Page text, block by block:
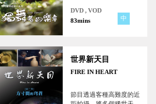
年...。
DVD , VOD
83mins
中
世界新天目
FIRE IN HEART
節目透過客種高難度的近